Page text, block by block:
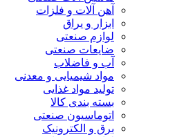
آهن آلات و فلزات
ابزار و یراق
لوازم صنعتی
ضایعات صنعتی
آب و فاضلاب
مواد شیمیایی و معدنی
تولید مواد غذایی
بسته بندی کالا
اتوماسیون صنعتی
برق و الکترونیک